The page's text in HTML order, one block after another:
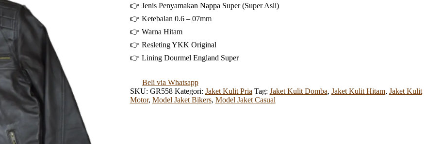
Rp1.349.000
👉 Jenis Penyamakan Nappa Super (Super Asli)
👉 Ketebalan 0.6 – 07mm
👉 Warna Hitam
👉 Resleting YKK Original
👉 Lining Dourmel England Super
Beli via Whatsapp
SKU: GR558 Kategori: Jaket Kulit Pria Tag: Jaket Kulit Domba, Jaket Kulit Hitam, Jaket Kulit
Motor, Model Jaket Bikers, Model Jaket Casual